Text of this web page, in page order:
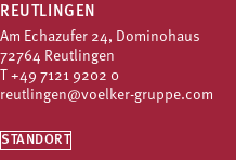
REUTLINGEN
Am Echazufer 24, Dominohaus
72764 Reutlingen
+49 7121 9202 0
reutlingen@voelker-gruppe.com
STANDORT